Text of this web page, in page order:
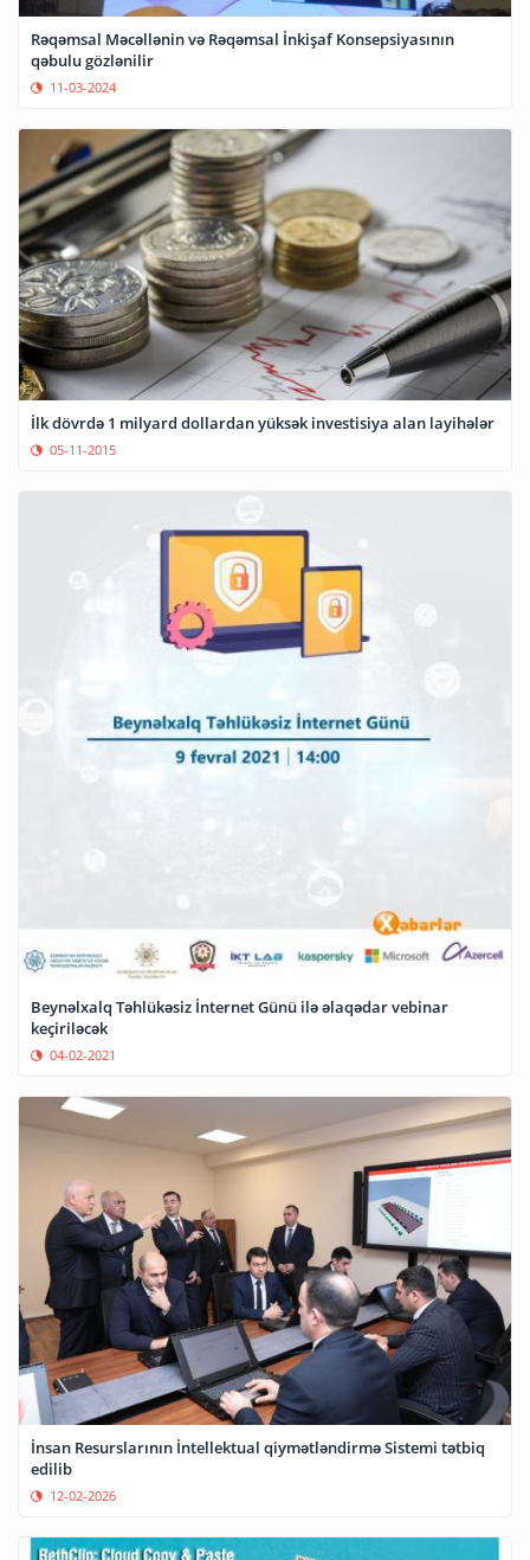
Rəqəmsal Məcəllənin və Rəqəmsal İnkişaf Konsepsiyasının
qəbulu gözlənilir
11-03-2024
İlk dövrdə 1 milyard dollardan yüksək investisiya alan layihələr
05-11-2015
Beynəlxalq Təhlükəsiz İnternet Günü ilə əlaqədar vebinar
keçiriləcək
04-02-2021
İnsan Resurslarının İntellektual qiymətləndirmə Sistemi tətbiq
edilib
12-02-2026